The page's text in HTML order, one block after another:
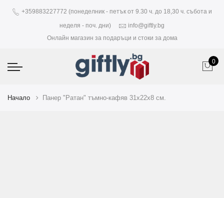
+359883227772 (понеделник - петък от 9.30 ч. до 18,30 ч. събота и
неделя - поч. дни)
info@giftly.bg
Онлайн магазин за подаръци и стоки за дома
0
Начало Панер "Ратан" тъмно-кафяв 31х22х8 см.